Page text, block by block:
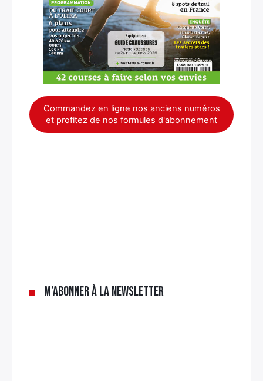
Commandez en ligne nos anciens numéros
et profitez de nos formules d'abonnement
M’abonner à la newsletter